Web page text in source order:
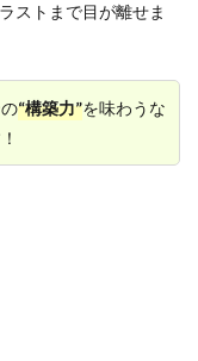
ストまで目が離せま
“構築力”を味わうな